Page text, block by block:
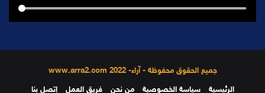
جميع الحقوق محفوظة - آراء- 2022 www.arra2.com
الرئيسية
سياسة الخصوصية من نحن فريق العمل إتصل بنا